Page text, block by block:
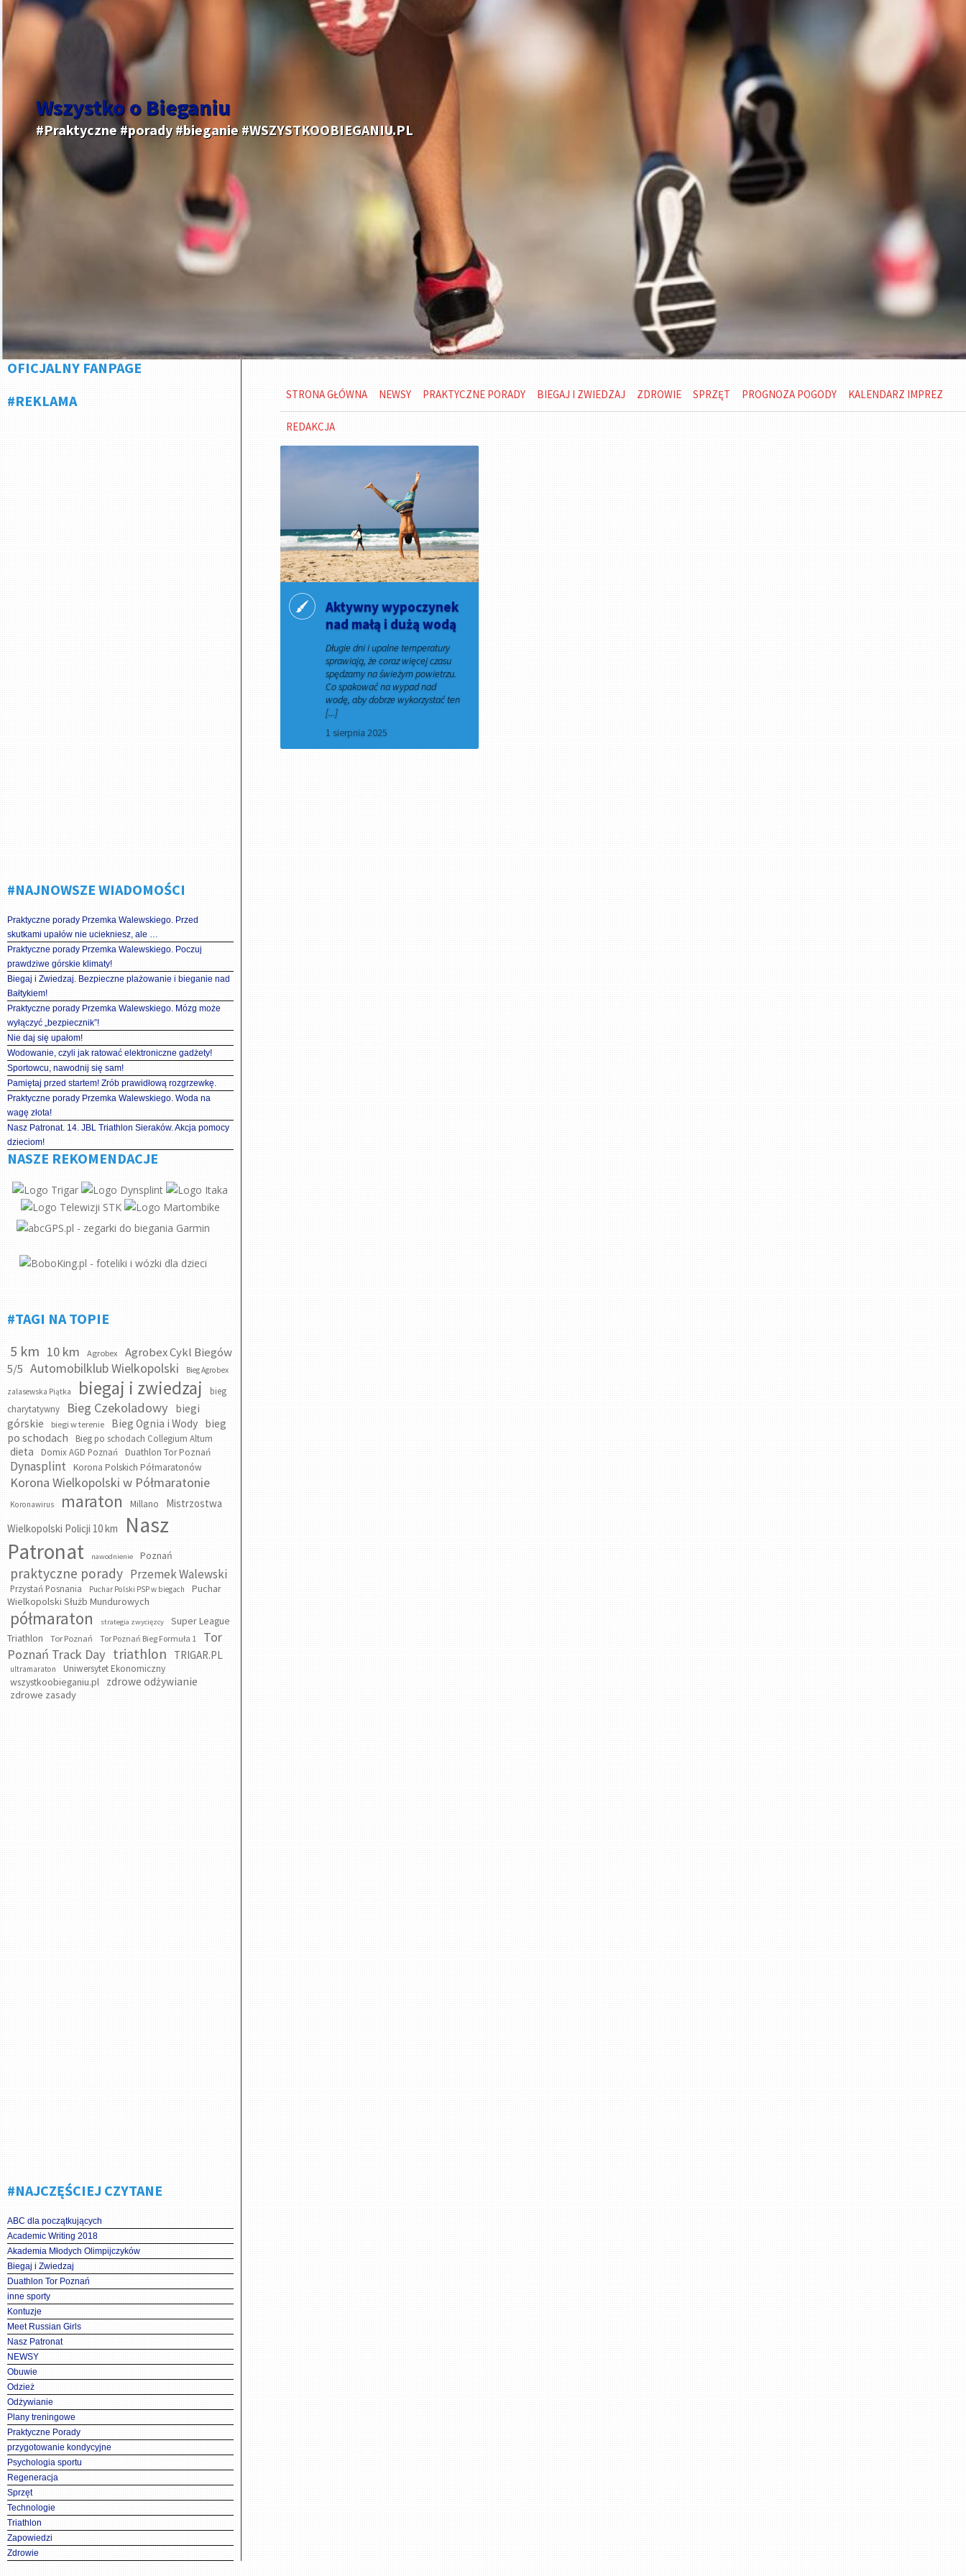
Wszystko o Bieganiu
#Praktyczne #porady #bieganie #WSZYSTKOOBIEGANIU.PL
OFICJALNY FANPAGE
#REKLAMA
#NAJNOWSZE WIADOMOŚCI
Praktyczne porady Przemka Walewskiego. Przed
skutkami upałów nie uciekniesz, ale …
Praktyczne porady Przemka Walewskiego. Poczuj
prawdziwe górskie klimaty!
Biegaj i Zwiedzaj. Bezpieczne plażowanie i bieganie nad
Bałtykiem!
Praktyczne porady Przemka Walewskiego. Mózg może
wyłączyć „bezpiecznik”!
Nie daj się upałom!
Wodowanie, czyli jak ratować elektroniczne gadżety!
Sportowcu, nawodnij się sam!
Pamiętaj przed startem! Zrób prawidłową rozgrzewkę.
Praktyczne porady Przemka Walewskiego. Woda na
wagę złota!
Nasz Patronat. 14. JBL Triathlon Sieraków. Akcja pomocy
dzieciom!
NASZE REKOMENDACJE
#TAGI NA TOPIE
5 km 10 km Agrobex
Agrobex Cykl Biegów
5/5 Automobilklub Wielkopolski Bieg Agrobex
zalasewska Piątka biegaj i zwiedzaj
bieg
charytatywny
Bieg Czekoladowy
biegi
górskie
biegi w terenie Bieg Ognia i Wody bieg
po schodach
Bieg po schodach Collegium Altum
dieta Domix AGD Poznań Duathlon Tor Poznań
Dynasplint Korona Polskich Półmaratonów
Korona Wielkopolski w Półmaratonie
Koronawirus maraton Millano
Mistrzostwa
Wielkopolski Policji 10 km
Nasz
Patronat
nawodnienie Poznań
praktyczne porady Przemek Walewski
Przystań Posnania Puchar Polski PSP w biegach
Puchar
Wielkopolski Służb Mundurowych
półmaraton strategia zwycięzcy
Super League
Triathlon
Tor Poznań Tor Poznań Bieg Formuła 1
Tor
Poznań Track Day triathlon TRIGAR.PL
ultramaraton Uniwersytet Ekonomiczny
wszystkoobieganiu.pl zdrowe odżywianie
zdrowe zasady
#NAJCZĘŚCIEJ CZYTANE
ABC dla początkujących
Academic Writing 2018
Akademia Młodych Olimpijczyków
Biegaj i Zwiedzaj
Duathlon Tor Poznań
inne sporty
Kontuzje
Meet Russian Girls
Nasz Patronat
NEWSY
Obuwie
Odzież
Odżywianie
Plany treningowe
Praktyczne Porady
przygotowanie kondycyjne
Psychologia sportu
Regeneracja
Sprzęt
Technologie
Triathlon
Zapowiedzi
Zdrowie
STRONA GŁÓWNA NEWSY PRAKTYCZNE PORADY BIEGAJ I ZWIEDZAJ ZDROWIE SPRZĘT PROGNOZA POGODY KALENDARZ IMPREZ
REDAKCJA
Aktywny wypoczynek
nad małą i dużą wodą
Długie dni i upalne temperatury
sprawiają, że coraz więcej czasu
spędzamy na świeżym powietrzu.
Co spakować na wypad nad
wodę, aby dobrze wykorzystać ten
[...]
1 sierpnia 2025